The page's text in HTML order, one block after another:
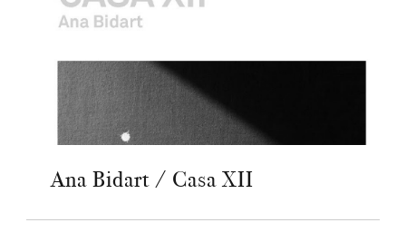
Ana Bidart / Casa XII